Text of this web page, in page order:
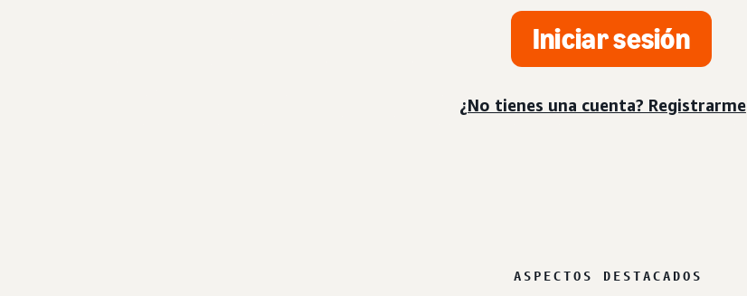
Iniciar sesión
¿No tienes una cuenta? Registrarme
ASPECTOS DESTACADOS